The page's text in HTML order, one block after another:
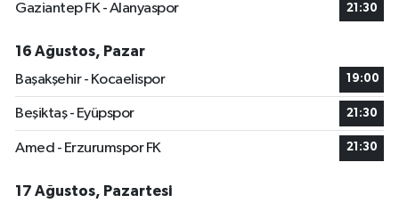
Gaziantep FK - Alanyaspor 21:30
16 Ağustos, Pazar
Başakşehir - Kocaelispor
19:00
Beşiktaş - Eyüpspor 21:30
Amed - Erzurumspor FK 21:30
17 Ağustos, Pazartesi